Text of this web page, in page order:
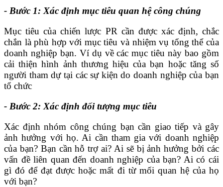
- Bước 1: Xác định mục tiêu quan hệ công chúng
Mục tiêu của chiến lược PR cần được xác định, chắc
chắn là phù hợp với mục tiêu và nhiệm vụ tổng thể của
doanh nghiệp bạn. Ví dụ về các mục tiêu này bao gồm
cải thiện hình ảnh thương hiệu của bạn hoặc tăng số
người tham dự tại các sự kiện do doanh nghiệp của bạn
tổ chức
- Bước 2: Xác định đối tượng mục tiêu
Xác định nhóm công chúng bạn cần giao tiếp và gây
ảnh hưởng với họ. Ai cần tham gia với doanh nghiệp
của bạn? Bạn cần hỗ trợ ai? Ai sẽ bị ảnh hưởng bởi các
vấn đề liên quan đến doanh nghiệp của bạn? Ai có cái
gì đó để đạt được hoặc mất đi từ mối quan hệ của họ
với bạn?